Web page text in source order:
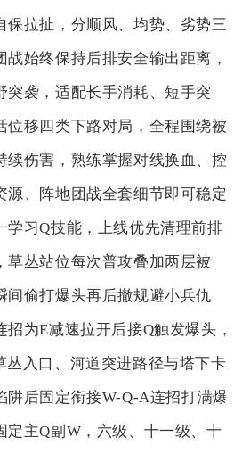
保拉扯，分顺风、均势、劣势三
始终保持后排安全输出距离，
突袭，适配长手消耗、短手突
位移四类下路对局，全程围绕被
续伤害，熟练掌握对线换血、控
源、阵地团战全套细节即可稳定
学习Q技能，上线优先清理前排
草丛站位每次普攻叠加两层被
间偷打爆头再后撤规避小兵仇
为E减速拉开后接Q触发爆头，
丛入口、河道突进路径与塔下卡
阱后固定衔接W-Q-A连招打满爆
定主Q副W，六级、十一级、十